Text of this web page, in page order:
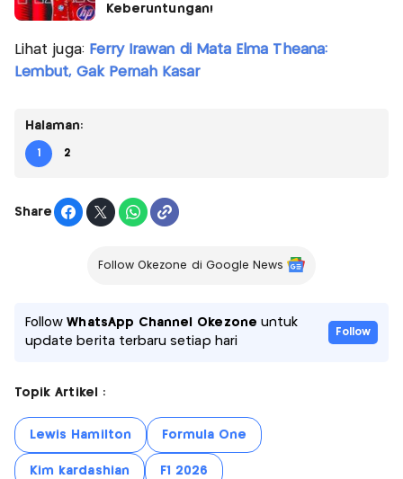
Keberuntungan!
Lihat juga: Ferry Irawan di Mata Elma Theana:
Lembut, Gak Pernah Kasar
Halaman:
1 2
Share
Follow Okezone di Google News
FollowWhatsApp Channel Okezone untuk
update berita terbaru setiap hari
Follow
Topik Artikel :
Lewis Hamilton Formula One
Kim kardashian F1 2026